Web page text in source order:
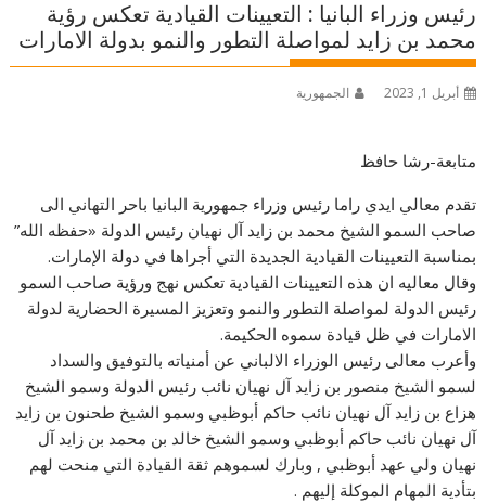
رئيس وزراء البانيا : التعيينات القيادية تعكس رؤية
محمد بن زايد لمواصلة التطور والنمو بدولة الامارات
أبريل 1, 2023 الجمهورية
متابعة-رشا حافظ
تقدم معالي ايدي راما رئيس وزراء جمهورية البانيا باحر التهاني الى
صاحب السمو الشيخ محمد بن زايد آل نهيان رئيس الدولة «حفظه الله”
بمناسبة التعيينات القيادية الجديدة التي أجراها في دولة الإمارات.
وقال معاليه ان هذه التعيينات القيادية تعكس نهج ورؤية صاحب السمو
رئيس الدولة لمواصلة التطور والنمو وتعزيز المسيرة الحضارية لدولة
الامارات في ظل قيادة سموه الحكيمة.
وأعرب معالى رئيس الوزراء الالباني عن أمنياته بالتوفيق والسداد
لسمو الشيخ منصور بن زايد آل نهيان نائب رئيس الدولة وسمو الشيخ
هزاع بن زايد آل نهيان نائب حاكم أبوظبي وسمو الشيخ طحنون بن زايد
آل نهيان نائب حاكم أبوظبي وسمو الشيخ خالد بن محمد بن زايد آل
نهيان ولي عهد أبوظبي , وبارك لسموهم ثقة القيادة التي منحت لهم
بتأدية المهام الموكلة إليهم .